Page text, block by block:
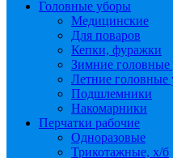
Головные уборы
Медицинские
Для поваров
Кепки, фуражки
Зимние головные
Летние головные
Подшлемники
Накомарники
Перчатки рабочие
Одноразовые
Трикотажные, х/б